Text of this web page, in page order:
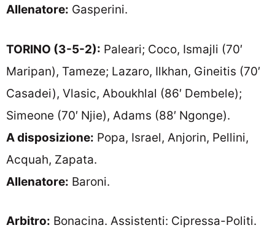
Allenatore: Gasperini.
TORINO (3-5-2): Paleari; Coco, Ismajli (70′
Maripan), Tameze; Lazaro, Ilkhan, Gineitis (70′
Casadei), Vlasic, Aboukhlal (86′ Dembele);
Simeone (70′ Njie), Adams (88′ Ngonge).
A disposizione: Popa, Israel, Anjorin, Pellini,
Acquah, Zapata.
Allenatore: Baroni.
Arbitro: Bonacina. Assistenti: Cipressa-Politi.